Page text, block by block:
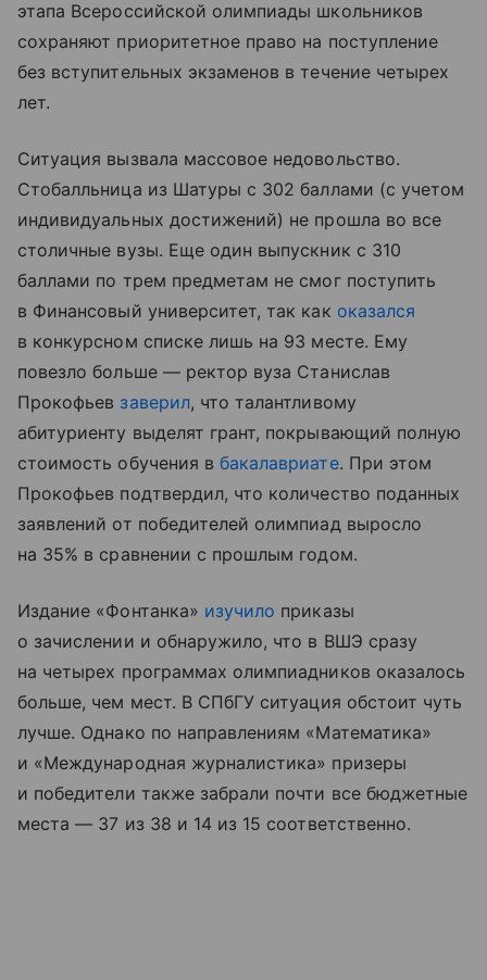
этапа Всероссийской олимпиады школьников
сохраняют приоритетное право на поступление
без вступительных экзаменов в течение четырех
лет.
Ситуация вызвала массовое недовольство.
Стобалльница из Шатуры с 302 баллами (с учетом
индивидуальных достижений) не прошла во все
столичные вузы. Еще один выпускник с 310
баллами по трем предметам не смог поступить
в Финансовый университет, так как оказался
в конкурсном списке лишь на 93 месте. Ему
повезло больше — ректор вуза Станислав
Прокофьев заверил, что талантливому
абитуриенту выделят грант, покрывающий полную
стоимость обучения вбакалавриате. При этом
Прокофьев подтвердил, что количество поданных
заявлений от победителей олимпиад выросло
на 35% в сравнении с прошлым годом.
Издание «Фонтанка» изучило приказы
о зачислении и обнаружило, что в ВШЭ сразу
на четырех программах олимпиадников оказалось
больше, чем мест. В СПбГУ ситуация обстоит чуть
лучше. Однако по направлениям «Математика»
и «Международная журналистика» призеры
и победители также забрали почти все бюджетные
места — 37 из 38 и 14 из 15 соответственно.